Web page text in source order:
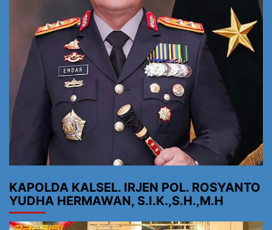
KAPOLDA KALSEL. IRJEN POL. ROSYANTO
YUDHA HERMAWAN, S.I.K.,S.H.,M.H